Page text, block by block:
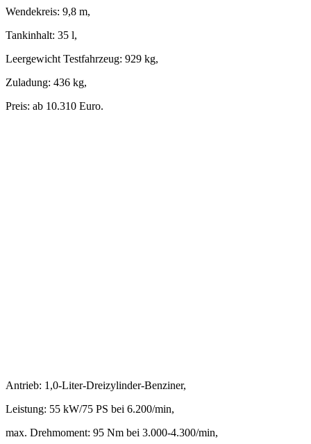
Wendekreis: 9,8 m,
Tankinhalt: 35 l,
Leergewicht Testfahrzeug: 929 kg,
Zuladung: 436 kg,
Preis: ab 10.310 Euro.
Antrieb: 1,0-Liter-Dreizylinder-Benziner,
Leistung: 55 kW/75 PS bei 6.200/min,
max. Drehmoment: 95 Nm bei 3.000-4.300/min,